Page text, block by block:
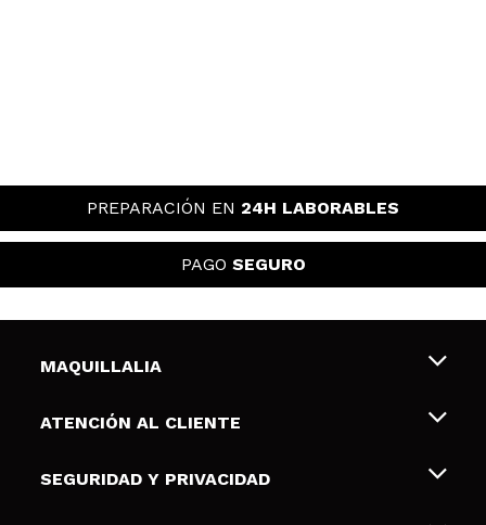
PREPARACIÓN EN 24H LABORABLES
PAGO SEGURO
MAQUILLALIA
Sobre nosotros
Tarjetas de Regalo
ATENCIÓN AL CLIENTE
Envíos y devoluciones
SEGURIDAD Y PRIVACIDAD